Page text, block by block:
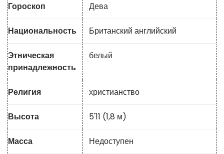
Гороскоп Дева
Национальность Британский английский
Этническая
принадлежность
белый
Религия христианство
Высота 5'11 (1,8 м)
Масса Недоступен